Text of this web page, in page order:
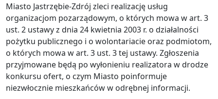
Miasto Jastrzębie-Zdrój zleci realizację usług
organizacjom pozarządowym, o których mowa w art. 3
ust. 2 ustawy z dnia 24 kwietnia 2003 r. o działalności
pożytku publicznego i o wolontariacie oraz podmiotom,
o których mowa w art. 3 ust. 3 tej ustawy. Zgłoszenia
przyjmowane będą po wyłonieniu realizatora w drodze
konkursu ofert, o czym Miasto poinformuje
niezwłocznie mieszkańców w odrębnej informacji.